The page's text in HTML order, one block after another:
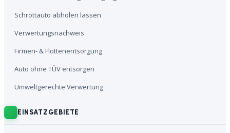
Schrottauto abholen lassen
Verwertungsnachweis
Firmen- & Flottenentsorgung
Auto ohne TÜV entsorgen
Umweltgerechte Verwertung
EINSATZGEBIETE